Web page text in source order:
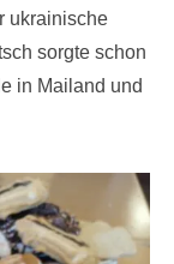
ukrainische
sorgte schon
in Mailand und